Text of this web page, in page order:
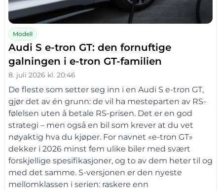
Modell
Audi S e-tron GT: den fornuftige
galningen i e-tron GT-familien
8. juli 2026 kl. 20:46
De fleste som setter seg inn i en Audi S e-tron GT,
gjør det av én grunn: de vil ha mesteparten av RS-
følelsen uten å betale RS-prisen. Det er en god
strategi – men også en bil som krever at du vet
nøyaktig hva du kjøper. For navnet «e-tron GT»
dekker i 2026 minst fem ulike biler med svært
forskjellige spesifikasjoner, og to av dem heter til og
med det samme. S-versjonen er den nyeste
mellomklassen i serien: raskere enn